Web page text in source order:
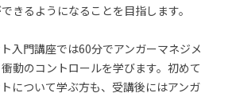
きるようになることを目指します。
入門講座では60分でアンガーマネジメ
動のコントロールを学びます。初めて
について学ぶ方も、受講後にはアンガ